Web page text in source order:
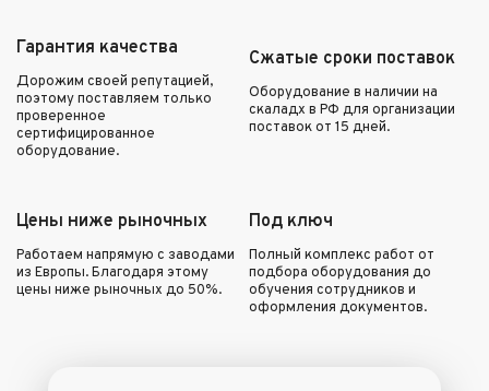
Гарантия качества
Дорожим своей репутацией,
поэтому поставляем только
проверенное
сертифицированное
оборудование.
Сжатые сроки поставок
Оборудование в наличии на
скаладх в РФ для организации
поставок от 15 дней.
Цены ниже рыночных
Работаем напрямую с заводами
из Европы. Благодаря этому
цены ниже рыночных до 50%.
Под ключ
Полный комплекс работ от
подбора оборудования до
обучения сотрудников и
оформления документов.